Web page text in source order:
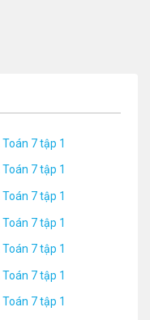
7 tập 1
7 tập 1
7 tập 1
7 tập 1
7 tập 1
7 tập 1
7 tập 1